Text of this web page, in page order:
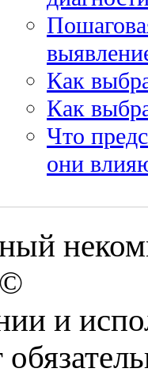
Как
Как
Что
они
и